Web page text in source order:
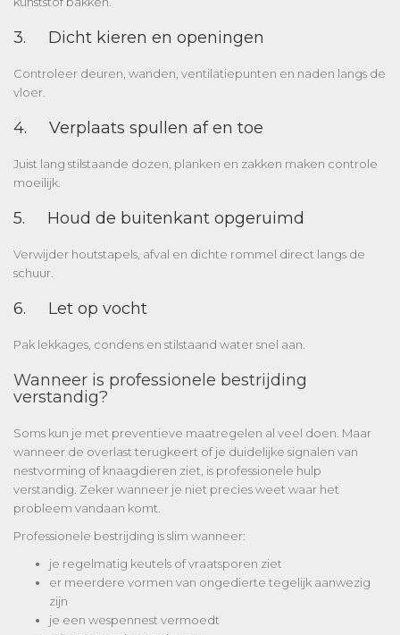
3. Dicht kieren en openingen
Controleer deuren, wanden, ventilatiepunten en naden langs de
vloer.
4. Verplaats spullen af en toe
Juist lang stilstaande dozen, planken en zakken maken controle
moeilijk.
5. Houd de buitenkant opgeruimd
Verwijder houtstapels, afval en dichte rommel direct langs de
schuur.
6. Let op vocht
Pak lekkages, condens en stilstaand water snel aan.
Wanneer is professionele bestrijding
verstandig?
Soms kun je met preventieve maatregelen al veel doen. Maar
wanneer de overlast terugkeert of je duidelijke signalen van
nestvorming of knaagdieren ziet, is professionele hulp
verstandig. Zeker wanneer je niet precies weet waar het
probleem vandaan komt.
Professionele bestrijding is slim wanneer:
je regelmatig keutels of vraatsporen ziet
er meerdere vormen van ongedierte tegelijk aanwezig
zijn
je een wespennest vermoedt